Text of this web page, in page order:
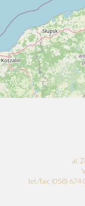
al.
tel./fax: (058) 674